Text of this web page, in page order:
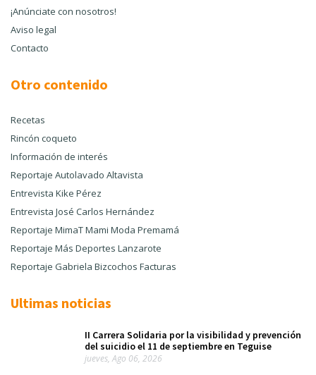
¡Anúnciate con nosotros!
Aviso legal
Contacto
Otro contenido
Recetas
Rincón coqueto
Información de interés
Reportaje Autolavado Altavista
Entrevista Kike Pérez
Entrevista José Carlos Hernández
Reportaje MimaT Mami Moda Premamá
Reportaje Más Deportes Lanzarote
Reportaje Gabriela Bizcochos Facturas
Ultimas noticias
II Carrera Solidaria por la visibilidad y prevención
del suicidio el 11 de septiembre en Teguise
jueves, Ago 06, 2026